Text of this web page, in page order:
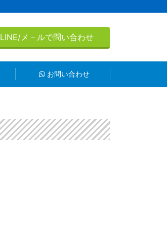
LINE/メ－ルで問い合わせ
お問い合わせ